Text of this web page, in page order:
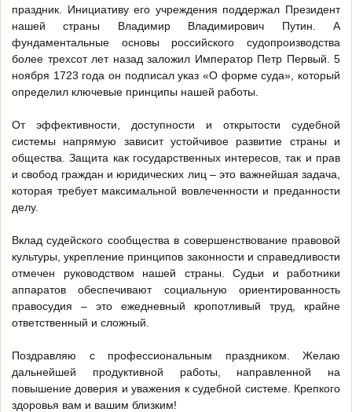
праздник. Инициативу его учреждения поддержал Президент
нашей страны Владимир Владимирович Путин. А
фундаментальные основы российского судопроизводства
более трехсот лет назад заложил Император Петр Первый. 5
ноября 1723 года он подписал указ «О форме суда», который
определил ключевые принципы нашей работы.
От эффективности, доступности и открытости судебной
системы напрямую зависит устойчивое развитие страны и
общества. Защита как государственных интересов, так и прав
и свобод граждан и юридических лиц – это важнейшая задача,
которая требует максимальной вовлеченности и преданности
делу.
Вклад судейского сообщества в совершенствование правовой
культуры, укрепление принципов законности и справедливости
отмечен руководством нашей страны. Судьи и работники
аппаратов обеспечивают социальную ориентированность
правосудия – это ежедневный кропотливый труд, крайне
ответственный и сложный.
Поздравляю с профессиональным праздником. Желаю
дальнейшей продуктивной работы, направленной на
повышение доверия и уважения к судебной системе. Крепкого
здоровья вам и вашим близким!